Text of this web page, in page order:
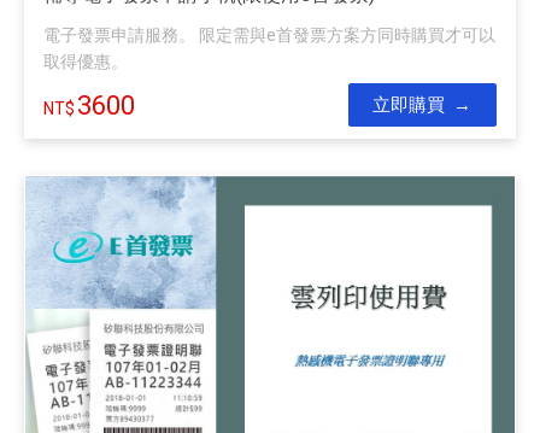
電子發票申請服務。 限定需與e首發票方案方同時購買才可以
取得優惠。
3600 立即購買